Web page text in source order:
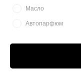
Масло
Автопарфюм